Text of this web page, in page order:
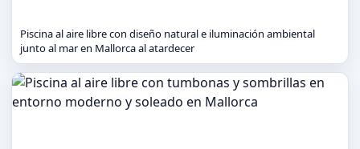
Piscina al aire libre con diseño natural e iluminación ambiental
junto al mar en Mallorca al atardecer